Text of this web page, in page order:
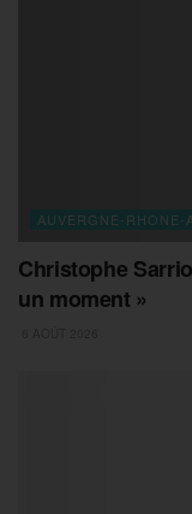
AUVERGNE-RHONE-
Christophe
un moment »